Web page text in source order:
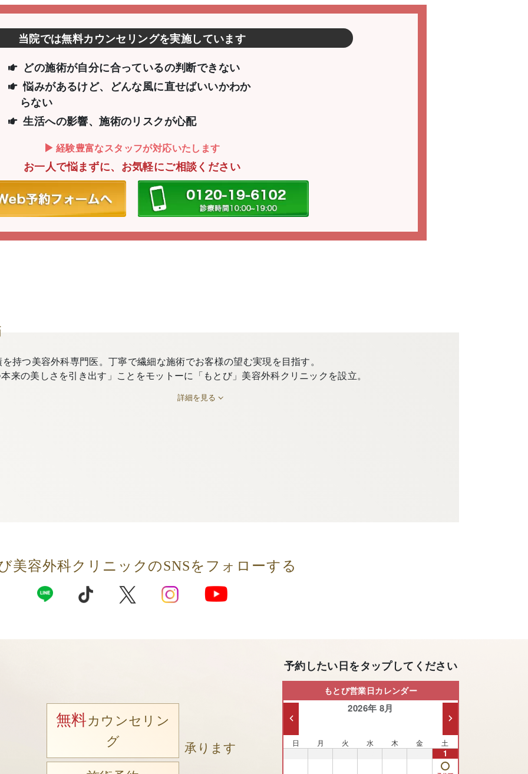
当院では無料カウンセリングを実施しています
どの施術が自分に合っているの判断できない
悩みがあるけど、どんな風に直せばいいかわか
らない
生活への影響、施術のリスクが心配
経験豊富なスタッフが対応いたします
お一人で悩まずに、お気軽にご相談ください
持つ美容外科専門医。丁寧で繊細な施術でお客様の望む実現を目指す。
来の美しさを引き出す」ことをモットーに「もとび」美容外科クリニックを設立。
詳細を見る
美容外科クリニックのSNSをフォローする
無料カウンセリン
グ
承ります
予約したい日をタップしてください
もとび営業日カレンダー
2026年 8月
日 月 火 水 木 金 土
1